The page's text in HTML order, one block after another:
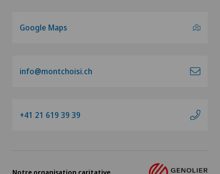
Google Maps
info@montchoisi.ch
+41 21 619 39 39